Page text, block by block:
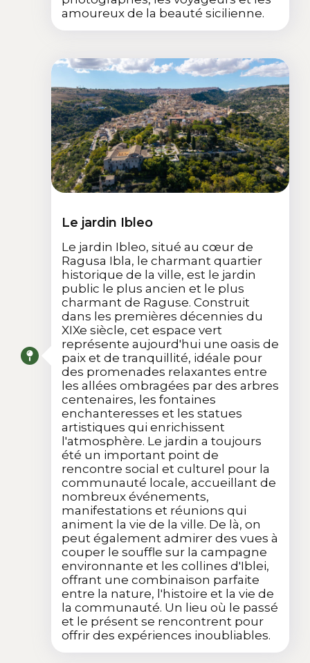
amoureux de la beauté sicilienne.
Le jardin Ibleo
Le jardin Ibleo, situé au cœur de
Ragusa Ibla, le charmant quartier
historique de la ville, est le jardin
public le plus ancien et le plus
charmant de Raguse. Construit
dans les premières décennies du
XIXe siècle, cet espace vert
représente aujourd'hui une oasis de
paix et de tranquillité, idéale pour
des promenades relaxantes entre
les allées ombragées par des arbres
centenaires, les fontaines
enchanteresses et les statues
artistiques qui enrichissent
l'atmosphère. Le jardin a toujours
été un important point de
rencontre social et culturel pour la
communauté locale, accueillant de
nombreux événements,
manifestations et réunions qui
animent la vie de la ville. De là, on
peut également admirer des vues à
couper le souffle sur la campagne
environnante et les collines d'Iblei,
offrant une combinaison parfaite
entre la nature, l'histoire et la vie de
la communauté. Un lieu où le passé
et le présent se rencontrent pour
offrir des expériences inoubliables.